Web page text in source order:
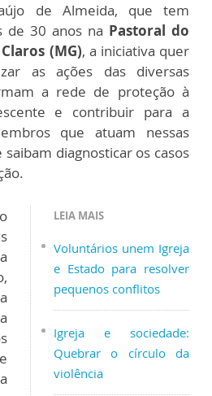
de Almeida, que tem
de 30 anos na Pastoral do
(MG), a iniciativa quer
as ações das diversas
a rede de proteção à
e contribuir para a
que atuam nessas
diagnosticar os casos
LEIA MAIS
Voluntários unem Igreja
e Estado para resolver
pequenos conflitos
Igreja e sociedade:
Quebrar o círculo da
violência